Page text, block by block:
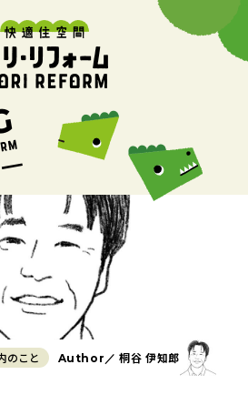
のこと Author／桐谷 伊知郎